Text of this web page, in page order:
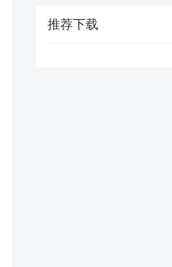
推荐下载